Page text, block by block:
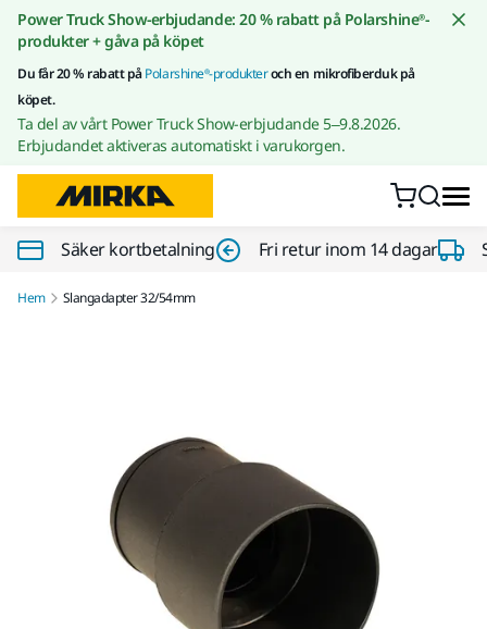
Gå till innehållet
Power Truck Show-erbjudande: 20 % rabatt på Polarshine®-
produkter + gåva på köpet
Du får 20 % rabatt påPolarshine®-produkteroch en mikrofiberduk på
köpet.
Ta del av vårt Power Truck Show-erbjudande 5–9.8.2026.
Erbjudandet aktiveras automatiskt i varukorgen.
Säker kortbetalning Fri retur inom 14 dagar
Hem Slangadapter 32/54mm